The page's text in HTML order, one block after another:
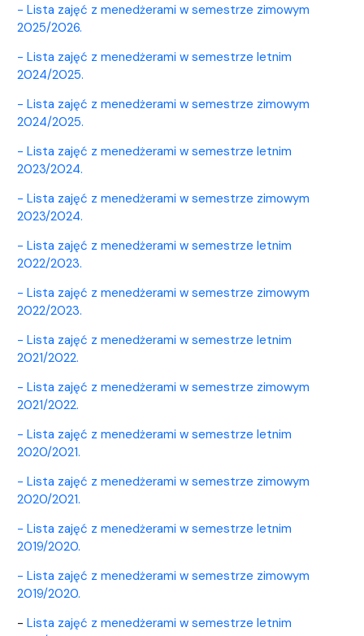
- Lista zajęć z menedżerami w semestrze zimowym
2025/2026.
- Lista zajęć z menedżerami w semestrze letnim
2024/2025.
- Lista zajęć z menedżerami w semestrze zimowym
2024/2025.
- Lista zajęć z menedżerami w semestrze letnim
2023/2024.
- Lista zajęć z menedżerami w semestrze zimowym
2023/2024.
- Lista zajęć z menedżerami w semestrze letnim
2022/2023.
- Lista zajęć z menedżerami w semestrze zimowym
2022/2023.
- Lista zajęć z menedżerami w semestrze letnim
2021/2022.
- Lista zajęć z menedżerami w semestrze zimowym
2021/2022.
- Lista zajęć z menedżerami w semestrze letnim
2020/2021.
- Lista zajęć z menedżerami w semestrze zimowym
2020/2021.
- Lista zajęć z menedżerami w semestrze letnim
2019/2020.
- Lista zajęć z menedżerami w semestrze zimowym
2019/2020.
- Lista zajęć z menedżerami w semestrze letnim